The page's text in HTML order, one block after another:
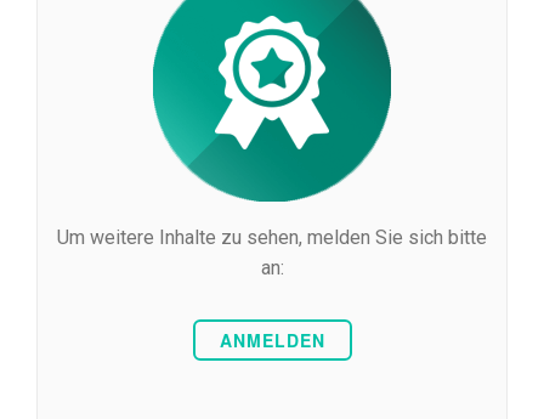
Um weitere Inhalte zu sehen, melden Sie sich bitte
an:
ANMELDEN